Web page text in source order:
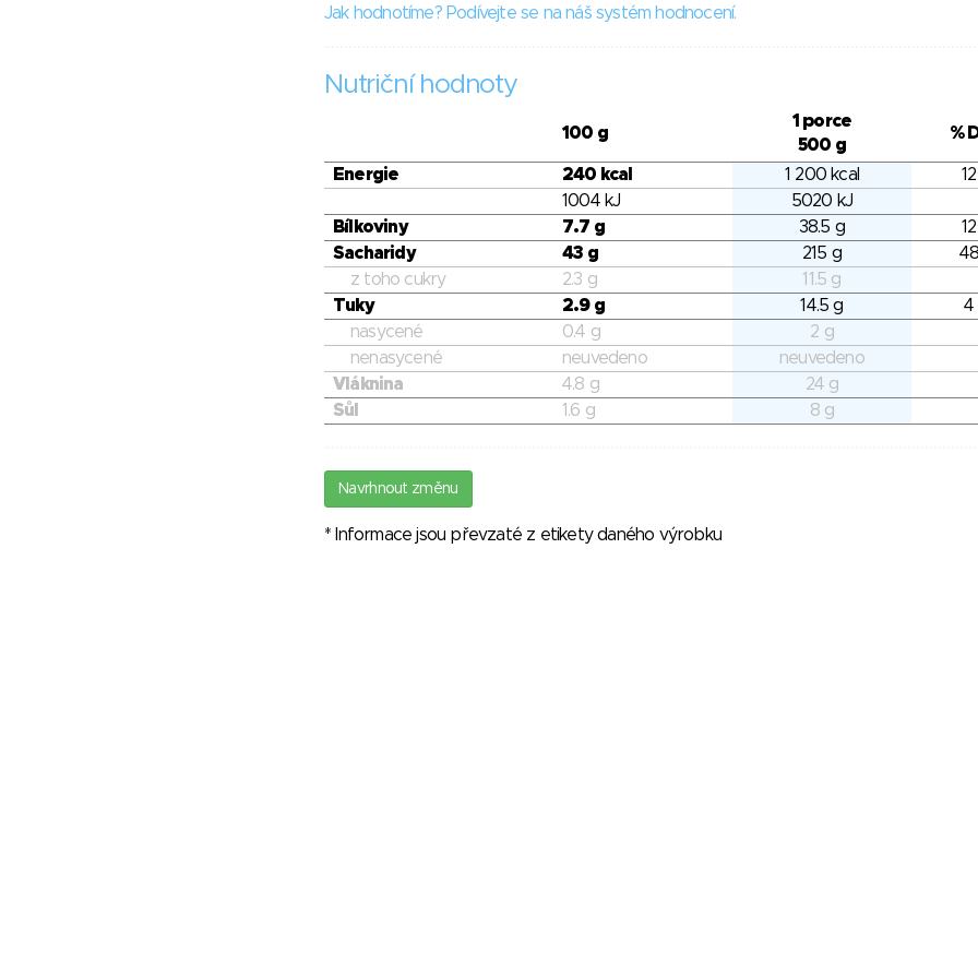
Jak hodnotíme? Podívejte se na náš systém hodnocení.
Nutriční hodnoty
100 g
1 porce
500 g
%
Energie 240 kcal 1 200 kcal
1004 kJ
5020 kJ
Bílkoviny
7.7 g 38.5 g
Sacharidy
43 g 215 g
z toho cukry
2.3 g
11.5 g
Tuky
2.9 g 14.5 g
4
nasycené
0.4 g
2 g
nenasycené
neuvedeno
neuvedeno
Vláknina
4.8 g
24 g
Sůl
1.6 g 8 g
Navrhnout změnu
* Informace jsou převzaté z etikety daného výrobku